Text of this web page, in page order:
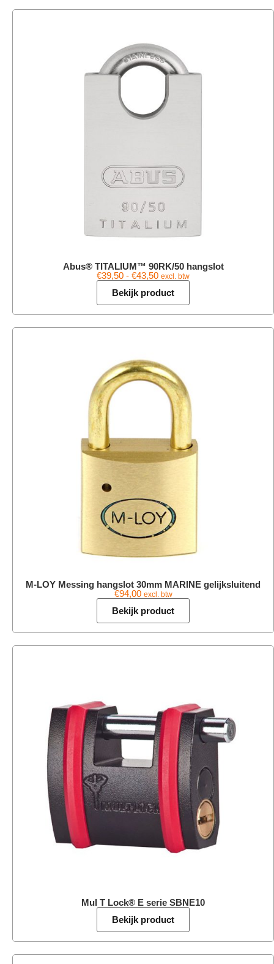
Abus® TITALIUM™ 90RK/50 hangslot
€39,50 - €43,50 excl. btw
Bekijk product
M-LOY Messing hangslot 30mm MARINE gelijksluitend
€94,00 excl. btw
Bekijk product
Mul T Lock® E serie SBNE10
Bekijk product